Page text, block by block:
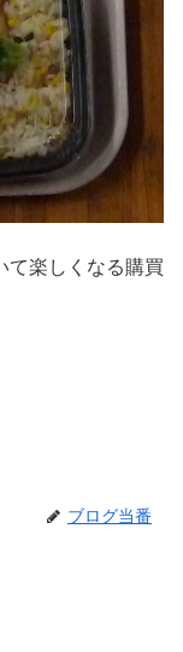
て楽しくなる購買
ブログ当番